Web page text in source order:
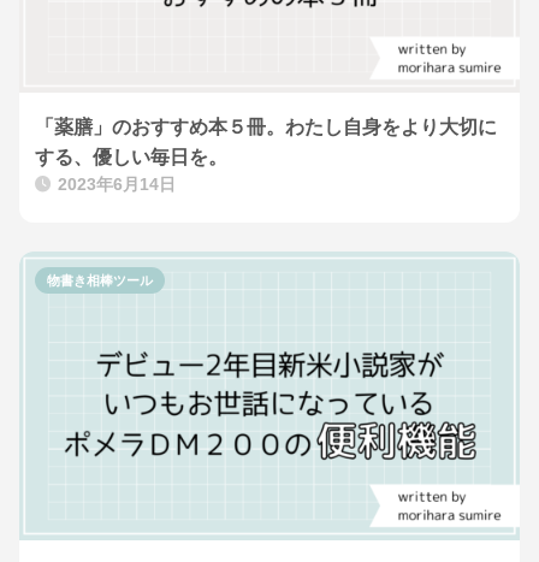
「薬膳」のおすすめ本５冊。わたし自身をより大切に
する、優しい毎日を。
2023年6月14日
物書き相棒ツール